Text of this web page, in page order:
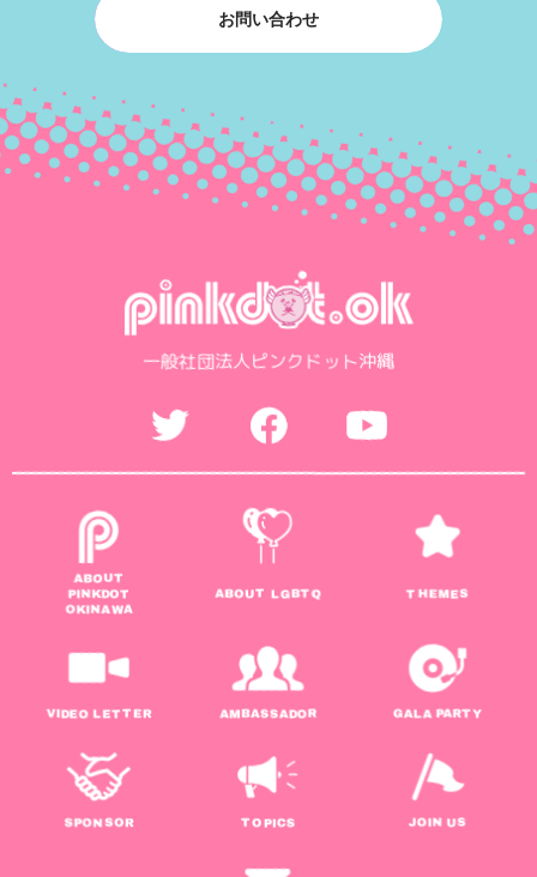
お問い合わせ
一般社団法人ピンクドット沖縄
ABOUT
PINKDOT
OKINAWA
ABOUT LGBTQ THEMES
VIDEO LETTER AMBASSADOR GALA PARTY
SPONSOR TOPICS JOIN US